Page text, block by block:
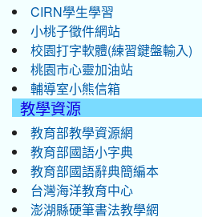
CIRN學生學習
小桃子徵件網站
校園打字軟體(練習鍵盤輸入)
桃園市心靈加油站
輔導室小熊信箱
教學資源
教育部教學資源網
教育部國語小字典
教育部國語辭典簡編本
台灣海洋教育中心
澎湖縣硬筆書法教學網